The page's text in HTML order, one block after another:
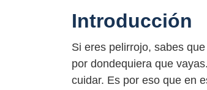
Introducción
Si eres pelirrojo, sabes
por dondequiera que
cuidar. Es por eso que en